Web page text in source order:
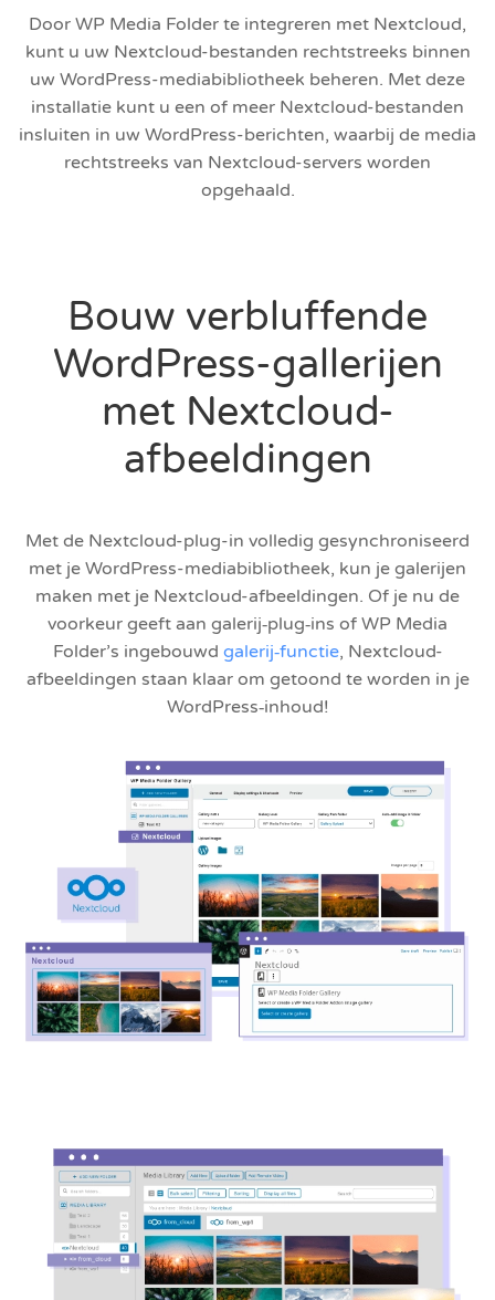
Door WP Media Folder te integreren met Nextcloud,
kunt u uw Nextcloud-bestanden rechtstreeks binnen
uw WordPress-mediabibliotheek beheren. Met deze
installatie kunt u een of meer Nextcloud-bestanden
insluiten in uw WordPress-berichten, waarbij de media
rechtstreeks van Nextcloud-servers worden
opgehaald.
Bouw verbluffende
WordPress-gallerijen
met Nextcloud-
afbeeldingen
Met de Nextcloud-plug-in volledig gesynchroniseerd
met je WordPress-mediabibliotheek, kun je galerijen
maken met je Nextcloud-afbeeldingen. Of je nu de
voorkeur geeft aan galerij‑plug‑ins of WP Media
Folder’s ingebouwd galerij‑functie, Nextcloud-
afbeeldingen staan klaar om getoond te worden in je
WordPress‑inhoud!